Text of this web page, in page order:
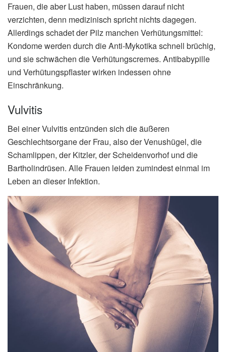
Frauen, die aber Lust haben, müssen darauf nicht
verzichten, denn medizinisch spricht nichts dagegen.
Allerdings schadet der Pilz manchen Verhütungsmittel:
Kondome werden durch die Anti-Mykotika schnell brüchig,
und sie schwächen die Verhütungscremes. Antibabypille
und Verhütungspflaster wirken indessen ohne
Einschränkung.
Vulvitis
Bei einer Vulvitis entzünden sich die äußeren
Geschlechtsorgane der Frau, also der Venushügel, die
Schamlippen, der Kitzler, der Scheidenvorhof und die
Bartholindrüsen. Alle Frauen leiden zumindest einmal im
Leben an dieser Infektion.